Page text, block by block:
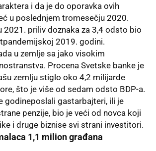
i da je do oporavka ovih
u poslednjem tromesečju 2020.
2021. priliv doznaka za 3,4 odsto bio
2019. godini.
u zemlje sa jako visokim
Procena Svetske banke je
zemlju stiglo oko 4,2 milijarde
što je više od sedam odsto BDP-a.
godineposlali gastarbajteri, ili je
penzije, bio je veći od novca koji
i druge biznise svi strani investitori.
1,1 milion građana